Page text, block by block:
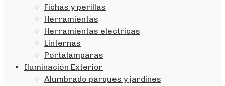
Fichas y perillas
Herramientas
Herramientas electricas
Linternas
Portalamparas
Iluminación Exterior
Alumbrado parques y jardines